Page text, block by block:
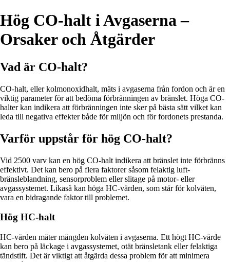
Hög CO-halt i Avgaserna –
Orsaker och Åtgärder
Vad är CO-halt?
CO-halt, eller kolmonoxidhalt, mäts i avgaserna från fordon och är en
viktig parameter för att bedöma förbränningen av bränslet. Höga CO-
halter kan indikera att förbränningen inte sker på bästa sätt vilket kan
leda till negativa effekter både för miljön och för fordonets prestanda.
Varför uppstår för hög CO-halt?
Vid 2500 varv kan en hög CO-halt indikera att bränslet inte förbränns
effektivt. Det kan bero på flera faktorer såsom felaktig luft-
bränsleblandning, sensorproblem eller slitage på motor- eller
avgassystemet. Likaså kan höga HC-värden, som står för kolväten,
vara en bidragande faktor till problemet.
Hög HC-halt
HC-värden mäter mängden kolväten i avgaserna. Ett högt HC-värde
kan bero på läckage i avgassystemet, otät bränsletank eller felaktiga
tändstift. Det är viktigt att åtgärda dessa problem för att minimera